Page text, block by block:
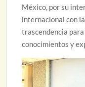
México, por su
internacional con
trascendencia
conocimientos y